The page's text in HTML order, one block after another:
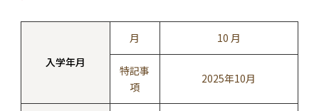
入学年月
月 10 月
特記事
項
2025年10月